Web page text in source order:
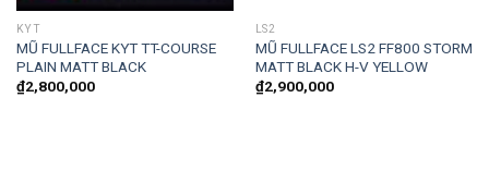
KYT
MŨ FULLFACE KYT TT-COURSE
PLAIN MATT BLACK
₫2,800,000
LS2
MŨ FULLFACE LS2 FF800 STORM
MATT BLACK H-V YELLOW
₫2,900,000